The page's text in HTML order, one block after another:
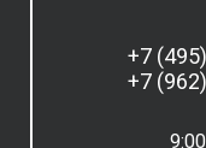
+7
+7